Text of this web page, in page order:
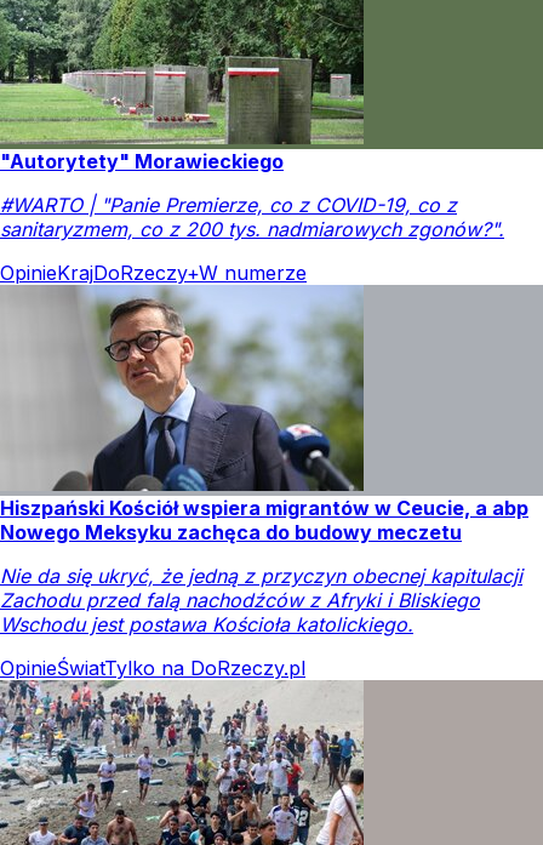
"Autorytety" Morawieckiego
#WARTO | "Panie Premierze, co z COVID-19, co z
sanitaryzmem, co z 200 tys. nadmiarowych zgonów?".
OpinieKrajDoRzeczy+W numerze
Hiszpański Kościół wspiera migrantów w Ceucie, a abp
Nowego Meksyku zachęca do budowy meczetu
Nie da się ukryć, że jedną z przyczyn obecnej kapitulacji
Zachodu przed falą nachodźców z Afryki i Bliskiego
Wschodu jest postawa Kościoła katolickiego.
OpinieŚwiatTylko na DoRzeczy.pl